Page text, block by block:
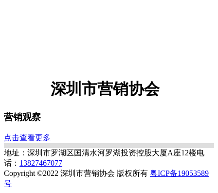
深圳市营销协会
营销观察
点击查看更多
地址：深圳市罗湖区国清水河罗湖投资控股大厦A座12楼电
话： 13827467077
Copyright ©2022 深圳市营销协会 版权所有 粤ICP备19053589
号